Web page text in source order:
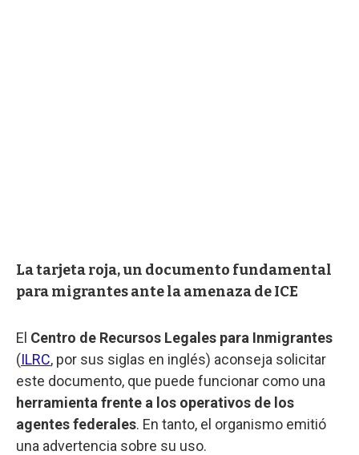
La tarjeta roja, un documento fundamental
para migrantes ante la amenaza de ICE
El Centro de Recursos Legales para Inmigrantes
(ILRC, por sus siglas en inglés) aconseja solicitar
este documento, que puede funcionar como una
herramienta frente a los operativos de los
agentes federales. En tanto, el organismo emitió
una advertencia sobre su uso.